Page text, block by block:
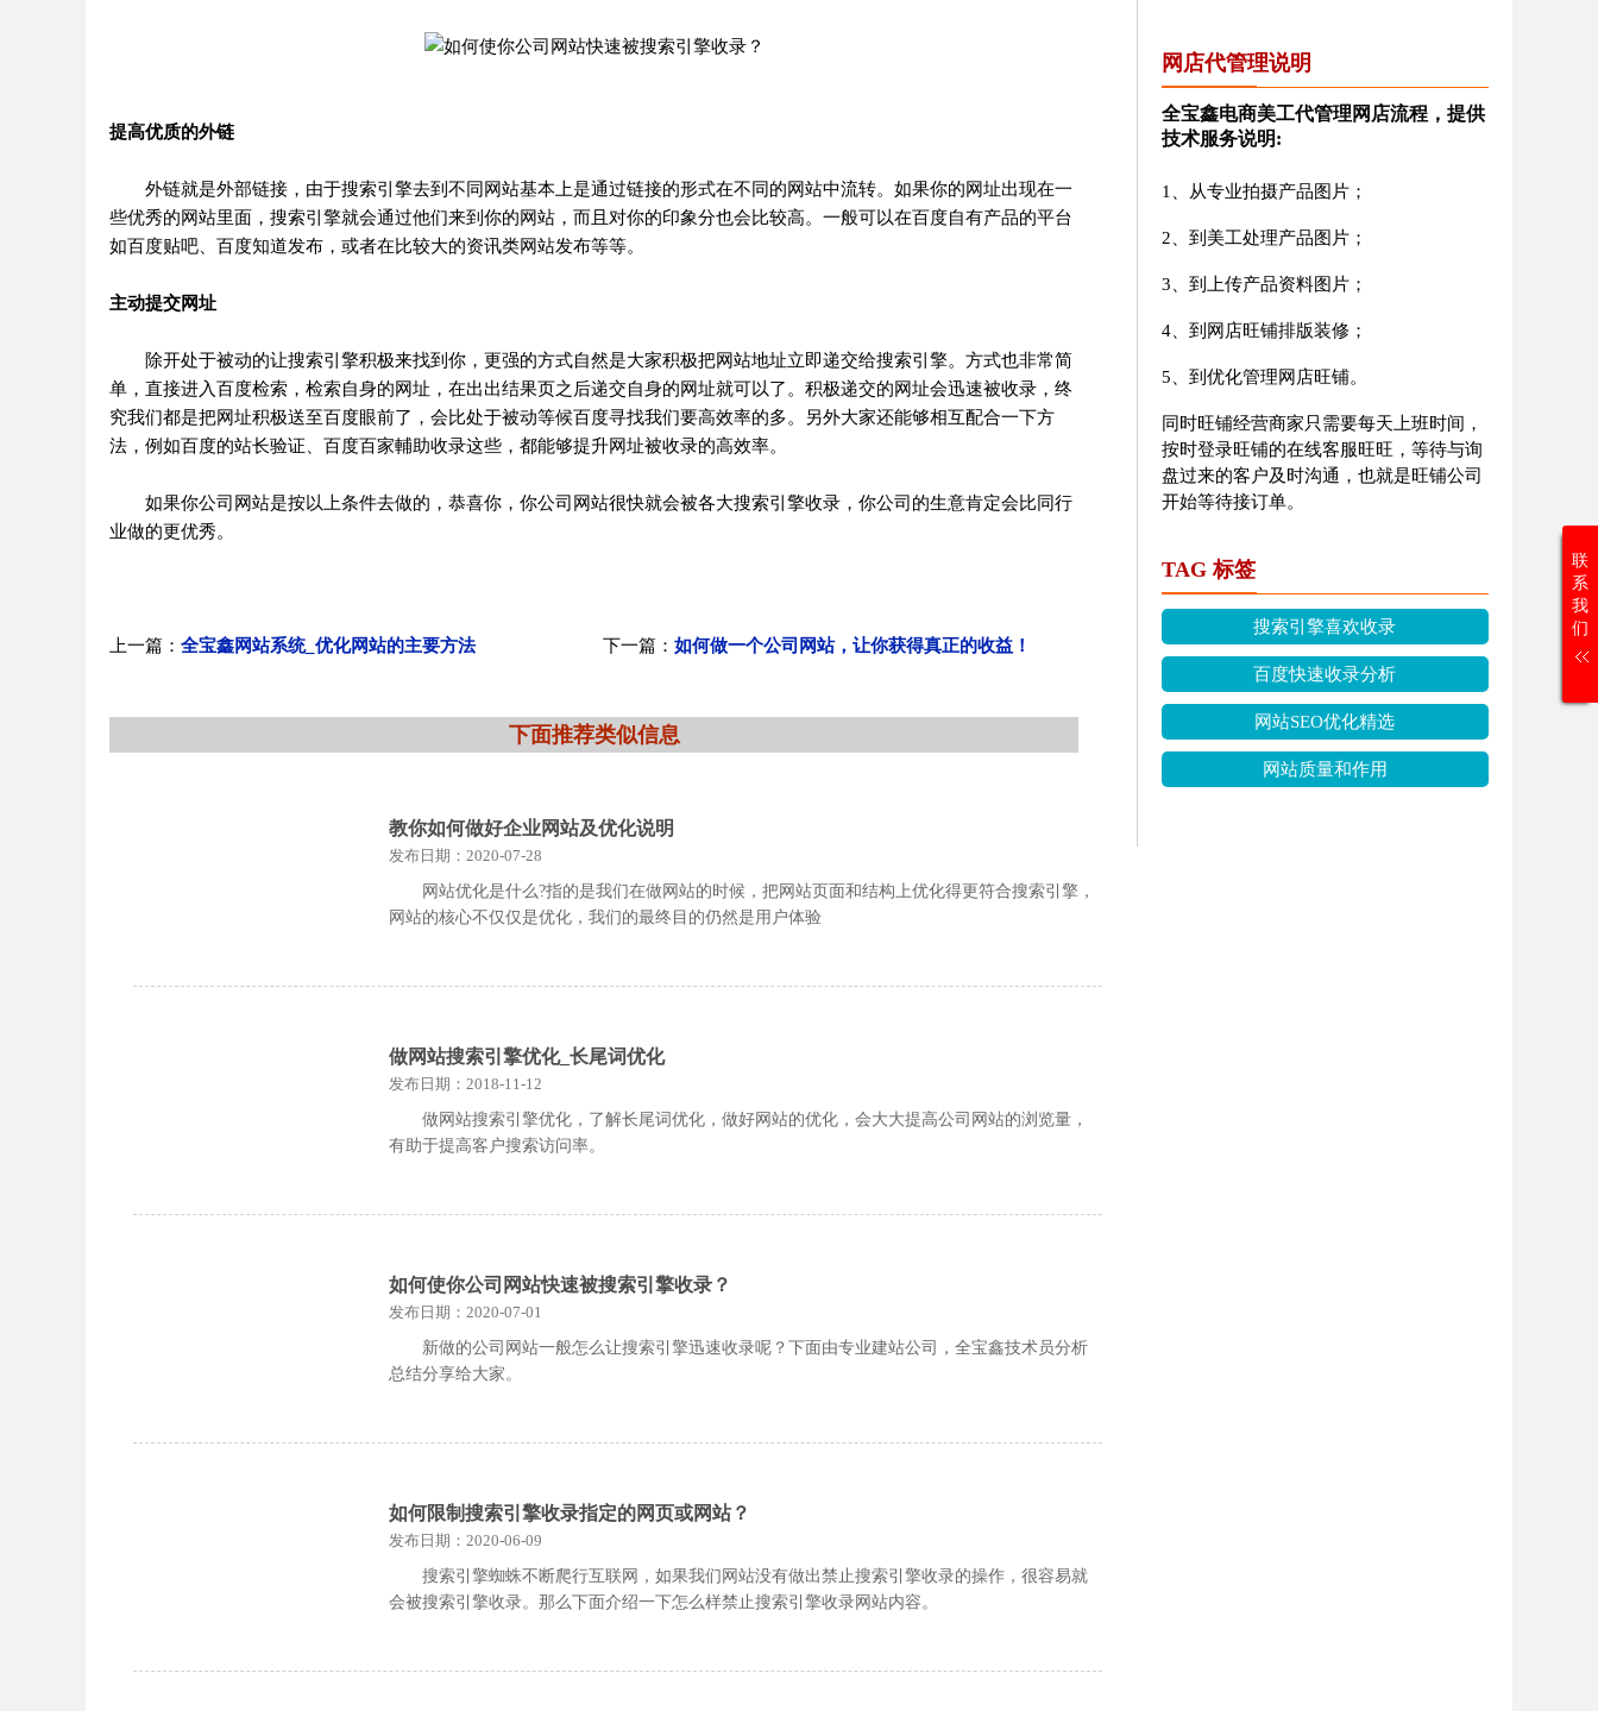
提高优质的外链
外链就是外部链接，由于搜索引擎去到不同网站基本上是通过链接的形式在不同的网站中流转。如果你的网址出现在一
些优秀的网站里面，搜索引擎就会通过他们来到你的网站，而且对你的印象分也会比较高。一般可以在百度自有产品的平台
如百度贴吧、百度知道发布，或者在比较大的资讯类网站发布等等。
主动提交网址
除开处于被动的让搜索引擎积极来找到你，更强的方式自然是大家积极把网站地址立即递交给搜索引擎。方式也非常简
单，直接进入百度检索，检索自身的网址，在出出结果页之后递交自身的网址就可以了。积极递交的网址会迅速被收录，终
究我们都是把网址积极送至百度眼前了，会比处于被动等候百度寻找我们要高效率的多。另外大家还能够相互配合一下方
法，例如百度的站长验证、百度百家輔助收录这些，都能够提升网址被收录的高效率。
如果你公司网站是按以上条件去做的，恭喜你，你公司网站很快就会被各大搜索引擎收录，你公司的生意肯定会比同行
业做的更优秀。
上一篇： 全宝鑫网站系统_优化网站的主要方法 下一篇： 如何做一个公司网站，让你获得真正的收益！
下面推荐类似信息
教你如何做好企业网站及优化说明
发布日期：2020-07-28
网站优化是什么?指的是我们在做网站的时候，把网站页面和结构上优化得更符合搜索引擎，
网站的核心不仅仅是优化，我们的最终目的仍然是用户体验
做网站搜索引擎优化_长尾词优化
发布日期：2018-11-12
做网站搜索引擎优化，了解长尾词优化，做好网站的优化，会大大提高公司网站的浏览量，
有助于提高客户搜索访问率。
如何使你公司网站快速被搜索引擎收录？
发布日期：2020-07-01
新做的公司网站一般怎么让搜索引擎迅速收录呢？下面由专业建站公司，全宝鑫技术员分析
总结分享给大家。
如何限制搜索引擎收录指定的网页或网站？
发布日期：2020-06-09
搜索引擎蜘蛛不断爬行互联网，如果我们网站没有做出禁止搜索引擎收录的操作，很容易就
会被搜索引擎收录。那么下面介绍一下怎么样禁止搜索引擎收录网站内容。
网店代管理说明
全宝鑫电商美工代管理网店流程，提供
技术服务说明:
1、从专业拍摄产品图片；
2、到美工处理产品图片；
3、到上传产品资料图片；
4、到网店旺铺排版装修；
5、到优化管理网店旺铺。
同时旺铺经营商家只需要每天上班时间，
按时登录旺铺的在线客服旺旺，等待与询
盘过来的客户及时沟通，也就是旺铺公司
开始等待接订单。
TAG 标签
搜索引擎喜欢收录
百度快速收录分析
网站SEO优化精选
网站质量和作用
联
系
我
们